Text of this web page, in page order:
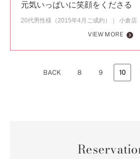
元気いっぱいに笑顔をくださる
20代男性様（2015年4月ご成約）
小倉店
VIEW MORE
BACK 8 9 10